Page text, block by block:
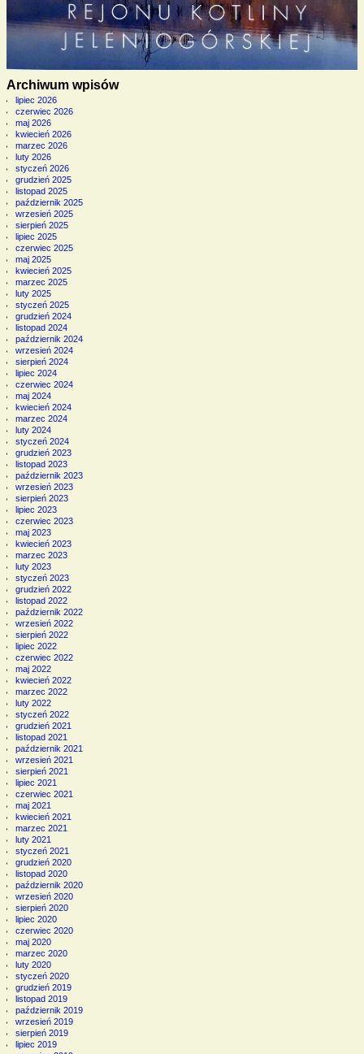
Archiwum wpisów
lipiec 2026
czerwiec 2026
maj 2026
kwiecień 2026
marzec 2026
luty 2026
styczeń 2026
grudzień 2025
listopad 2025
październik 2025
wrzesień 2025
sierpień 2025
lipiec 2025
czerwiec 2025
maj 2025
kwiecień 2025
marzec 2025
luty 2025
styczeń 2025
grudzień 2024
listopad 2024
październik 2024
wrzesień 2024
sierpień 2024
lipiec 2024
czerwiec 2024
maj 2024
kwiecień 2024
marzec 2024
luty 2024
styczeń 2024
grudzień 2023
listopad 2023
październik 2023
wrzesień 2023
sierpień 2023
lipiec 2023
czerwiec 2023
maj 2023
kwiecień 2023
marzec 2023
luty 2023
styczeń 2023
grudzień 2022
listopad 2022
październik 2022
wrzesień 2022
sierpień 2022
lipiec 2022
czerwiec 2022
maj 2022
kwiecień 2022
marzec 2022
luty 2022
styczeń 2022
grudzień 2021
listopad 2021
październik 2021
wrzesień 2021
sierpień 2021
lipiec 2021
czerwiec 2021
maj 2021
kwiecień 2021
marzec 2021
luty 2021
styczeń 2021
grudzień 2020
listopad 2020
październik 2020
wrzesień 2020
sierpień 2020
lipiec 2020
czerwiec 2020
maj 2020
marzec 2020
luty 2020
styczeń 2020
grudzień 2019
listopad 2019
październik 2019
wrzesień 2019
sierpień 2019
lipiec 2019